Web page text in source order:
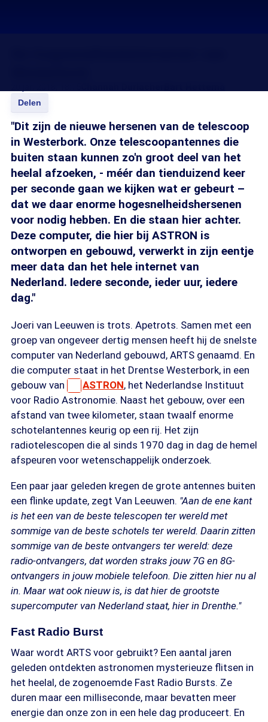
Delen
"Dit zijn de nieuwe hersenen van de telescoop
in Westerbork. Onze telescoopantennes die
buiten staan kunnen zo'n groot deel van het
heelal afzoeken, - méér dan tienduizend keer
per seconde gaan we kijken wat er gebeurt –
dat we daar enorme hogesnelheidshersenen
voor nodig hebben. En die staan hier achter.
Deze computer, die hier bij ASTRON is
ontworpen en gebouwd, verwerkt in zijn eentje
meer data dan het hele internet van
Nederland. Iedere seconde, ieder uur, iedere
dag."
Joeri van Leeuwen is trots. Apetrots. Samen met een
groep van ongeveer dertig mensen heeft hij de snelste
computer van Nederland gebouwd, ARTS genaamd. En
die computer staat in het Drentse Westerbork, in een
gebouw van
ASTRON, het Nederlandse Instituut
voor Radio Astronomie. Naast het gebouw, over een
afstand van twee kilometer, staan twaalf enorme
schotelantennes keurig op een rij. Het zijn
radiotelescopen die al sinds 1970 dag in dag de hemel
afspeuren voor wetenschappelijk onderzoek.
Een paar jaar geleden kregen de grote antennes buiten
een flinke update, zegt Van Leeuwen. "Aan de ene kant
is het een van de beste telescopen ter wereld met
sommige van de beste schotels ter wereld. Daarin zitten
sommige van de beste ontvangers ter wereld: deze
radio-ontvangers, dat worden straks jouw 7G en 8G-
ontvangers in jouw mobiele telefoon. Die zitten hier nu al
in. Maar wat ook nieuw is, is dat hier de grootste
supercomputer van Nederland staat, hier in Drenthe."
Fast Radio Burst
Waar wordt ARTS voor gebruikt? Een aantal jaren
geleden ontdekten astronomen mysterieuze flitsen in
het heelal, de zogenoemde Fast Radio Bursts. Ze
duren maar een milliseconde, maar bevatten meer
energie dan onze zon in een hele dag produceert. En